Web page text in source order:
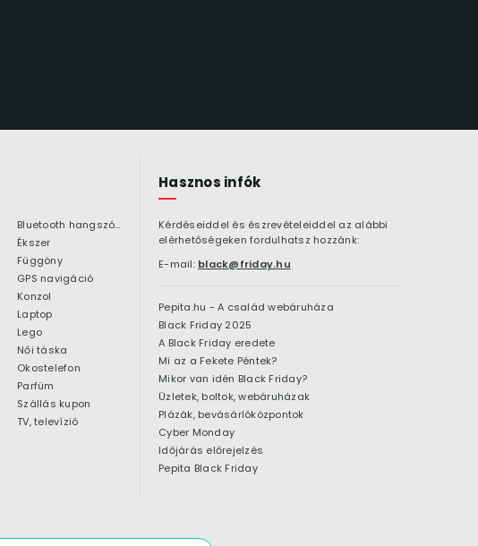
Bluetooth hangszóró
Ékszer
Függöny
GPS navigáció
Konzol
Laptop
Lego
Női táska
Okostelefon
Parfüm
Szállás kupon
TV, televízió
Hasznos infók
Kérdéseiddel és észrevételeiddel az alábbi
elérhetőségeken fordulhatsz hozzánk:
E-mail: black@friday.hu
Pepita.hu - A család webáruháza
Black Friday 2025
A Black Friday eredete
Mi az a Fekete Péntek?
Mikor van idén Black Friday?
Üzletek, boltok, webáruházak
Plázák, bevásárlóközpontok
Cyber Monday
Időjárás előrejelzés
Pepita Black Friday